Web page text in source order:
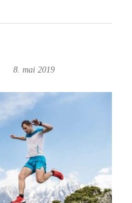
8. mai 2019